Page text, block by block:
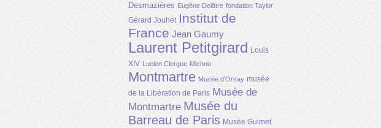
Desmazières Eugène Delâtre fondation Taylor
Gérard Jouhet Institut de
France Jean Gaumy
Laurent Petitgirard Louis
XIV Lucien Clergue Michou
Montmartre Musée d'Orsay musée
de la Libération de Paris Musée de
Montmartre Musée du
Barreau de Paris Musée Guimet